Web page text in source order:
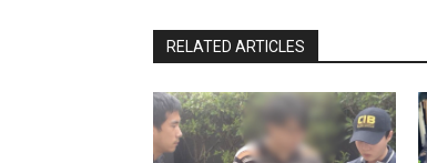
RELATED ARTICLES